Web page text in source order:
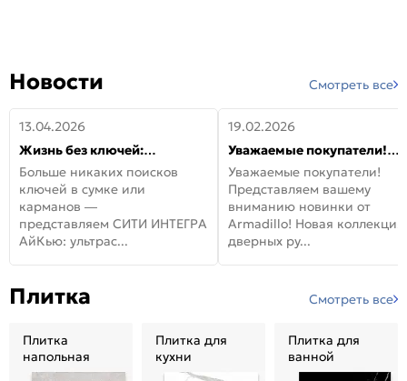
Новости Смотреть все
13.04.2026
Жизнь без ключей:
встречайте новую дверь
СИТИ ИНТЕГРА АйКью!
Больше никаких поисков
ключей в сумке или
карманов —
представляем СИТИ ИНТЕГРА
АйКью: ультрас...
19.02.2026
Уважаемые покупатели!
Представляем вашему
вниманию новинки от
Armadillo!
Уважаемые покупатели!
Представляем вашему
вниманию новинки от
Armadillo! Новая коллекция
дверных ру...
Плитка Смотреть все
Плитка
напольная
Плитка для
кухни
Плитка для
ванной